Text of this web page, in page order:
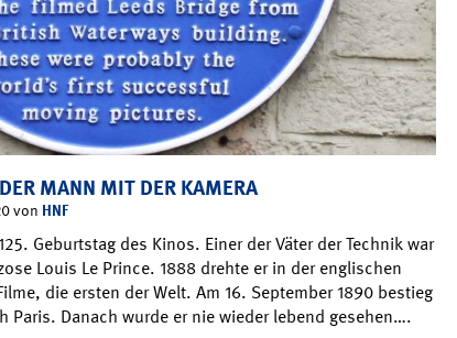
MANN MIT DER KAMERA
von HNF
Geburtstag des Kinos. Einer der Väter der Technik war
Louis Le Prince. 1888 drehte er in der englischen
die ersten der Welt. Am 16. September 1890 bestieg
Paris. Danach wurde er nie wieder lebend gesehen….